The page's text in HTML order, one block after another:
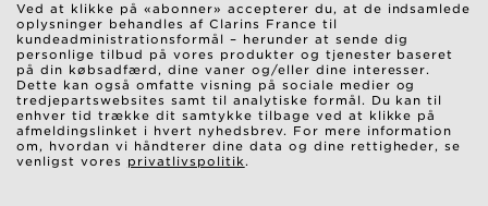
Ved at klikke på «abonner» accepterer du, at de indsamlede
oplysninger behandles af Clarins France til
kundeadministrationsformål – herunder at sende dig
personlige tilbud på vores produkter og tjenester baseret
på din købsadfærd, dine vaner og/eller dine interesser.
Dette kan også omfatte visning på sociale medier og
tredjepartswebsites samt til analytiske formål. Du kan til
enhver tid trække dit samtykke tilbage ved at klikke på
afmeldingslinket i hvert nyhedsbrev. For mere information
om, hvordan vi håndterer dine data og dine rettigheder, se
venligst vores privatlivspolitik.